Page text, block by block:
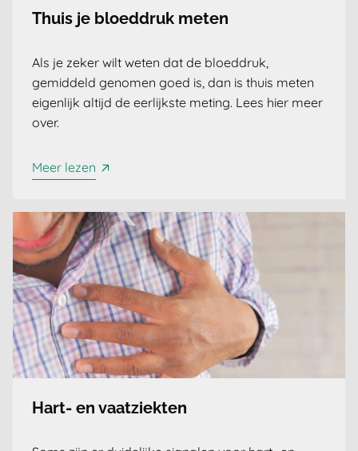
Thuis je bloeddruk meten
Als je zeker wilt weten dat de bloeddruk,
gemiddeld genomen goed is, dan is thuis meten
eigenlijk altijd de eerlijkste meting. Lees hier meer
over.
Meer lezen
Hart- en vaatziekten